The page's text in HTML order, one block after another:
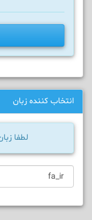
انتخاب کننده زبان
لطفا